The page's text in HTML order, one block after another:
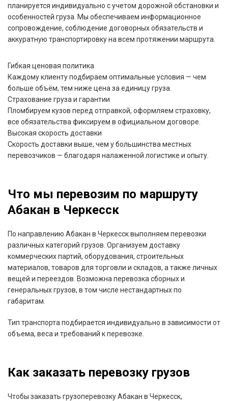
планируется индивидуально с учетом дорожной обстановки и
особенностей груза. Мы обеспечиваем информационное
сопровождение, соблюдение договорных обязательств и
аккуратную транспортировку на всем протяжении маршрута.
Гибкая ценовая политика
Каждому клиенту подбираем оптимальные условия — чем
больше объём, тем ниже цена за единицу груза.
Страхование груза и гарантии
Пломбируем кузов перед отправкой, оформляем страховку,
все обязательства фиксируем в официальном договоре.
Высокая скорость доставки
Скорость доставки выше, чем у большинства местных
перевозчиков — благодаря налаженной логистике и опыту.
Что мы перевозим по маршруту
Абакан в Черкесск
По направлению Абакан в Черкесск выполняем перевозки
различных категорий грузов. Организуем доставку
коммерческих партий, оборудования, строительных
материалов, товаров для торговли и складов, а также личных
вещей и переездов. Возможна перевозка сборных и
генеральных грузов, в том числе нестандартных по
габаритам.
Тип транспорта подбирается индивидуально в зависимости от
объема, веса и требований к перевозке.
Как заказать перевозку грузов
Чтобы заказать грузоперевозку Абакан в Черкесск,